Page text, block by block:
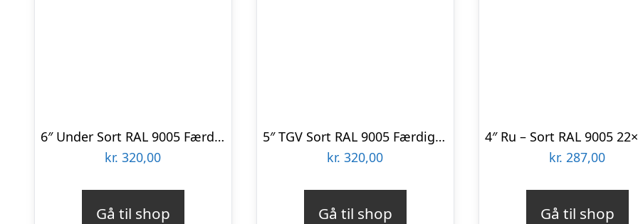
6″ Under Sort RAL 9005 Færdigmalet Stern brædder
kr. 320,00
Gå til shop
5″ TGV Sort RAL 9005 Færdigmalet Træbeklædning
kr. 320,00
Gå til shop
kr. 287,00
Gå til shop